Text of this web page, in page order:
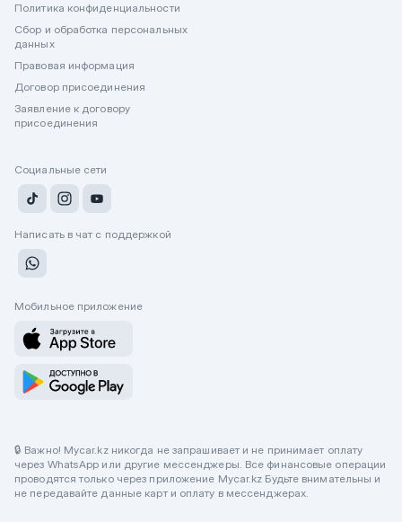
Политика конфиденциальности
Сбор и обработка персональных
данных
Правовая информация
Договор присоединения
Заявление к договору
присоединения
Социальные сети
Написать в чат с поддержкой
Мобильное приложение
🔒 Важно! Mycar.kz никогда не запрашивает и не принимает оплату
через WhatsApp или другие мессенджеры. Все финансовые операции
проводятся только через приложение Mycar.kz Будьте внимательны и
не передавайте данные карт и оплату в мессенджерах.